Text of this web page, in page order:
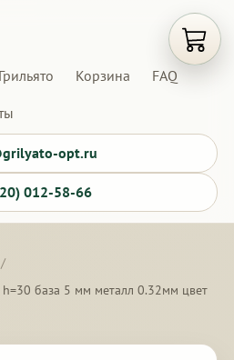
Корзина FAQ
opt.ru
012-58-66
/
база 5 мм металл 0.32мм цвет